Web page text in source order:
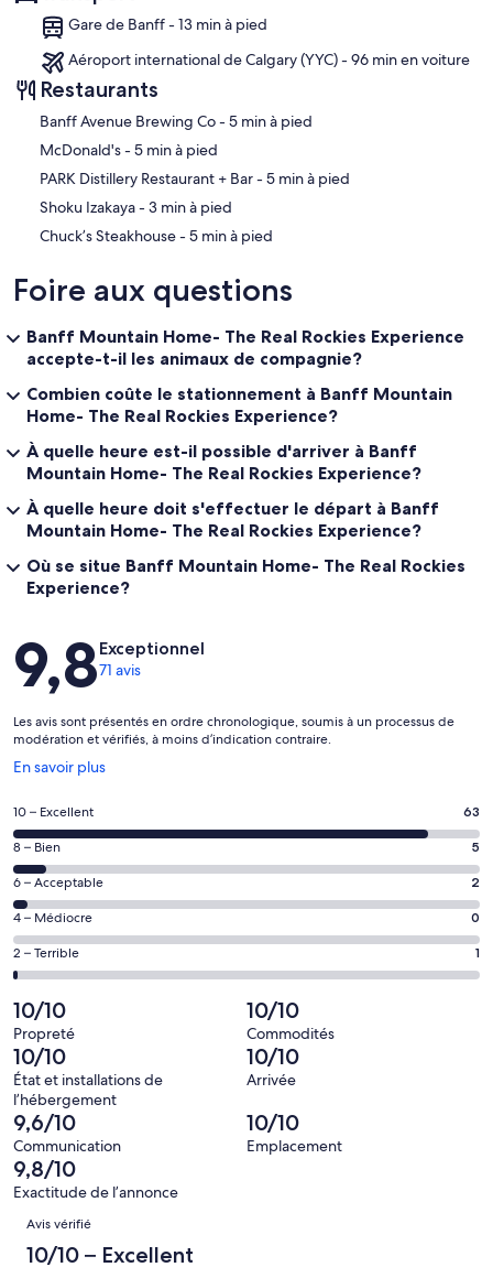
Gare de Banff - 13 min à pied
Aéroport international de Calgary (YYC) - 96 min en voiture
Restaurants
‪Banff Avenue Brewing Co - ‬5 min à pied
‪McDonald's - ‬5 min à pied
‪PARK Distillery Restaurant + Bar - ‬5 min à pied
‪Shoku Izakaya - ‬3 min à pied
‪Chuck’s Steakhouse - ‬5 min à pied
Foire aux questions
Banff Mountain Home- The Real Rockies Experience
accepte-t-il les animaux de compagnie?
Combien coûte le stationnement à Banff Mountain
Home- The Real Rockies Experience?
À quelle heure est-il possible d'arriver à Banff
Mountain Home- The Real Rockies Experience?
À quelle heure doit s'effectuer le départ à Banff
Mountain Home- The Real Rockies Experience?
Où se situe Banff Mountain Home- The Real Rockies
Experience?
Avis
9,8Exceptionnel
71 avis
Les avis sont présentés en ordre chronologique, soumis à un processus de
modération et vérifiés, à moins d’indication contraire.
En savoir plus
S’ouvre
une
nouvelle
fenêtre
Note
de 10
–
Excellent,
d’après
63 avis
sur 71.
10 – Excellent 63
Note
de 8
–
Bien,
d’après
5 avis
8 – Bien 5
Note
de 6
–
Acceptable,
d’après
2 avis
sur 71.
6 – Acceptable 2
Note
de 4
–
d’après
0 avis
sur 71.
4 – Médiocre 0
Note
de 2
–
Terrible,
d’après
1 avis
sur 71.
2 – Terrible 1
10/10
Propreté
10/10
Commodités
10/10
État et installations de
l’hébergement
10/10
Arrivée
9,6/10
Communication
10/10
Emplacement
9,8/10
Exactitude de l’annonce
Avis
Avis vérifié
10/10 – Excellent